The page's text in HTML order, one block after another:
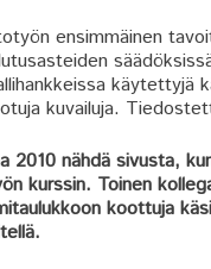
ensimmäinen
käytettyjä
kuvailuja.
2010 nähdä sivusta,
kurssin. Toinen
koottuja